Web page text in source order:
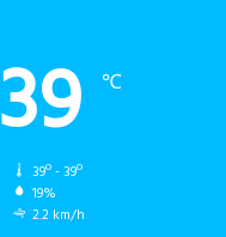
39 ℃
39º - 39º
19%
2.2 km/h